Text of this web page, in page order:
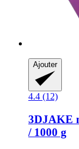
Ajouter
4.4 (12)
3DJAKE
/ 1000 g